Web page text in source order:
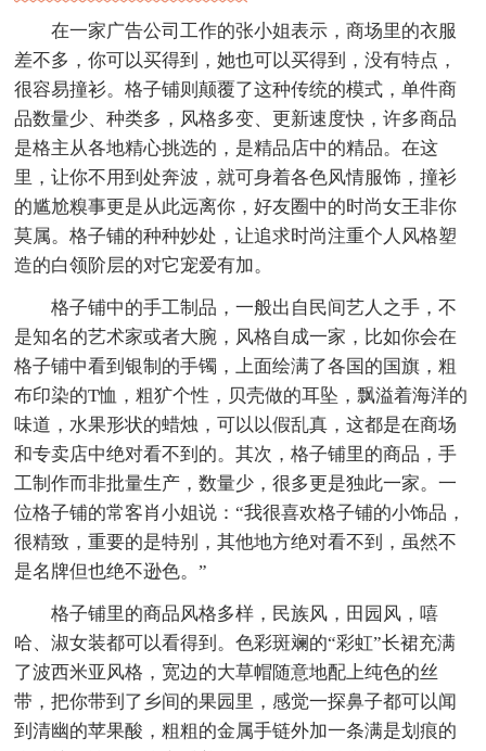
在一家广告公司工作的张小姐表示，商场里的衣服
差不多，你可以买得到，她也可以买得到，没有特点，
很容易撞衫。格子铺则颠覆了这种传统的模式，单件商
品数量少、种类多，风格多变、更新速度快，许多商品
是格主从各地精心挑选的，是精品店中的精品。在这
里，让你不用到处奔波，就可身着各色风情服饰，撞衫
的尴尬糗事更是从此远离你，好友圈中的时尚女王非你
莫属。格子铺的种种妙处，让追求时尚注重个人风格塑
造的白领阶层的对它宠爱有加。
格子铺中的手工制品，一般出自民间艺人之手，不
是知名的艺术家或者大腕，风格自成一家，比如你会在
格子铺中看到银制的手镯，上面绘满了各国的国旗，粗
布印染的T恤，粗犷个性，贝壳做的耳坠，飘溢着海洋的
味道，水果形状的蜡烛，可以以假乱真，这都是在商场
和专卖店中绝对看不到的。其次，格子铺里的商品，手
工制作而非批量生产，数量少，很多更是独此一家。一
位格子铺的常客肖小姐说：“我很喜欢格子铺的小饰品，
很精致，重要的是特别，其他地方绝对看不到，虽然不
是名牌但也绝不逊色。”
格子铺里的商品风格多样，民族风，田园风，嘻
哈、淑女装都可以看得到。色彩斑斓的“彩虹”长裙充满
了波西米亚风格，宽边的大草帽随意地配上纯色的丝
带，把你带到了乡间的果园里，感觉一探鼻子都可以闻
到清幽的苹果酸，粗粗的金属手链外加一条满是划痕的